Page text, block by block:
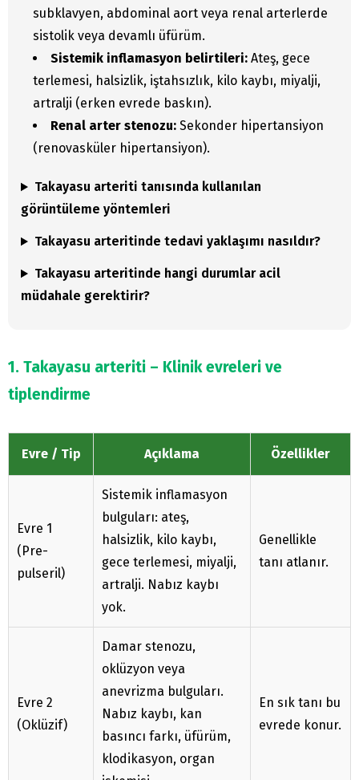
subklavyen, abdominal aort veya renal arterlerde
sistolik veya devamlı üfürüm.
Sistemik inflamasyon belirtileri: Ateş, gece
terlemesi, halsizlik, iştahsızlık, kilo kaybı, miyalji,
artralji (erken evrede baskın).
Renal arter stenozu: Sekonder hipertansiyon
(renovasküler hipertansiyon).
Takayasu arteriti tanısında kullanılan
görüntüleme yöntemleri
Takayasu arteritinde tedavi yaklaşımı nasıldır?
Takayasu arteritinde hangi durumlar acil
müdahale gerektirir?
1. Takayasu arteriti – Klinik evreleri ve
tiplendirme
Evre / Tip Açıklama Özellikler
Evre 1
(Pre-
pulseril)
Sistemik inflamasyon
bulguları: ateş,
halsizlik, kilo kaybı,
gece terlemesi, miyalji,
artralji. Nabız kaybı
yok.
Genellikle
tanı atlanır.
Evre 2
(Oklüzif)
Damar stenozu,
oklüzyon veya
anevrizma bulguları.
Nabız kaybı, kan
basıncı farkı, üfürüm,
klodikasyon, organ
En sık tanı bu
evrede konur.